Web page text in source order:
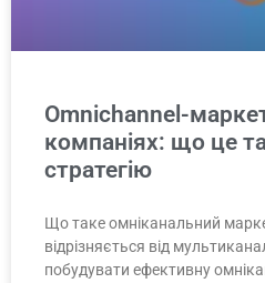
Omnichannel-
компаніях: що це
стратегію
Що таке омніканальний
відрізняється від
побудувати ефективну